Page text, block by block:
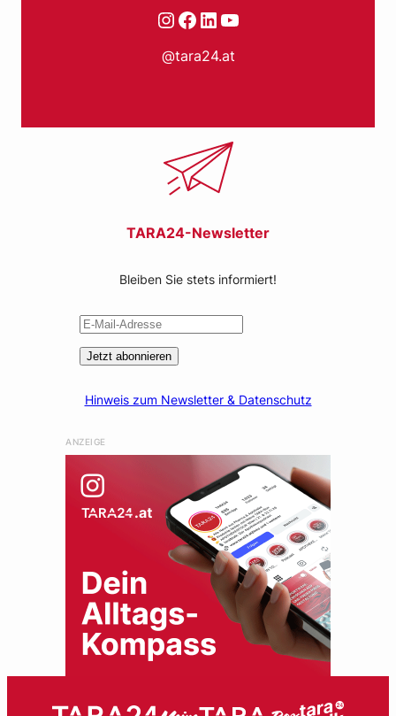
Instagram Facebook LinkedIn YouTube
@tara24.at
TARA24-Newsletter
Bleiben Sie stets informiert!
Jetzt abonnieren
Hinweis zum Newsletter & Datenschutz
ANZEIGE